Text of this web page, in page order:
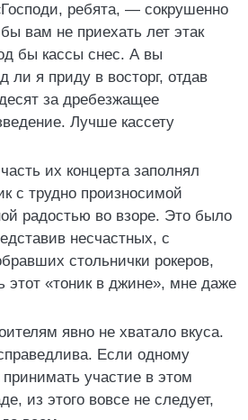
ребята, — сокрушенно
вам не приехать лет этак
бы кассы снес. А вы
ли я приду в восторг, отдав
за дребезжащее
Лучше кассету
их концерта заполнял
с трудно произносимой
радостью во взоре. Это было
несчастных, с
стольнички рокеров,
этот «тоник в джине», мне даже
явно не хватало вкуса.
Если одному
принимать участие в этом
из этого вовсе не следует,